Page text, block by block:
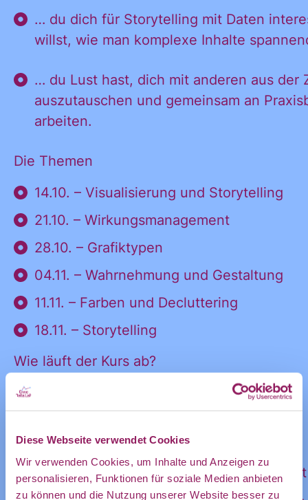
Diese Webseite verwendet Cookies
Wir verwenden Cookies, um Inhalte und Anzeigen zu
personalisieren, Funktionen für soziale Medien anbieten
zu können und die Nutzung unserer Website besser zu
… du dich für Storytelling mit Daten
willst, wie man komplexe Inhalte
… du Lust hast, dich mit anderen aus der
auszutauschen und gemeinsam an
arbeiten.
Die Themen
14.10. – Visualisierung und Storytelling
21.10. – Wirkungsmanagement
28.10. – Grafiktypen
04.11. – Wahrnehmung und Gestaltung
11.11. – Farben und Decluttering
18.11. – Storytelling
Wie läuft der Kurs ab?
Zeitaufwand: 2-4 Stunden / Woche
Format: Flipped Classroom Lernformat mit
Ja, ich möchte
Informationen
und
Ankündigungen
des CDL direkt
persönliches
Postfach:
Ja, ich
möchte alle
und
des CDL
direkt in